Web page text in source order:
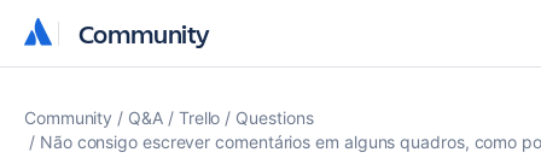
Community
Community
Community Q&A Trello
Questions
Não consigo escrever comentários em alguns quadros, como